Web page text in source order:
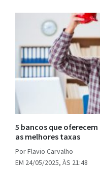
5 bancos que
as melhores taxas
Por Flavio Carvalho
EM 24/05/2025, ÀS 21:48